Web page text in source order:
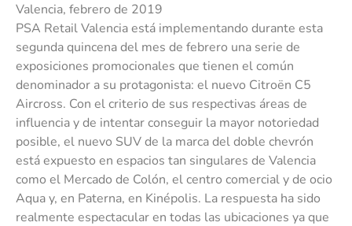
Valencia, febrero de 2019
PSA Retail Valencia está implementando durante esta
segunda quincena del mes de febrero una serie de
exposiciones promocionales que tienen el común
denominador a su protagonista: el nuevo Citroën C5
Aircross. Con el criterio de sus respectivas áreas de
influencia y de intentar conseguir la mayor notoriedad
posible, el nuevo SUV de la marca del doble chevrón
está expuesto en espacios tan singulares de Valencia
como el Mercado de Colón, el centro comercial y de ocio
Aqua y, en Paterna, en Kinépolis. La respuesta ha sido
realmente espectacular en todas las ubicaciones ya que